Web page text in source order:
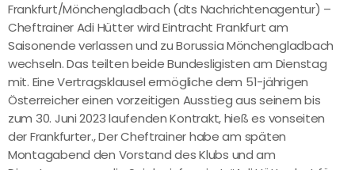
Frankfurt/Mönchengladbach (dts Nachrichtenagentur) –
Cheftrainer Adi Hütter wird Eintracht Frankfurt am
Saisonende verlassen und zu Borussia Mönchengladbach
wechseln. Das teilten beide Bundesligisten am Dienstag
mit. Eine Vertragsklausel ermögliche dem 51-jährigen
Österreicher einen vorzeitigen Ausstieg aus seinem bis
zum 30. Juni 2023 laufenden Kontrakt, hieß es vonseiten
der Frankfurter., Der Cheftrainer habe am späten
Montagabend den Vorstand des Klubs und am